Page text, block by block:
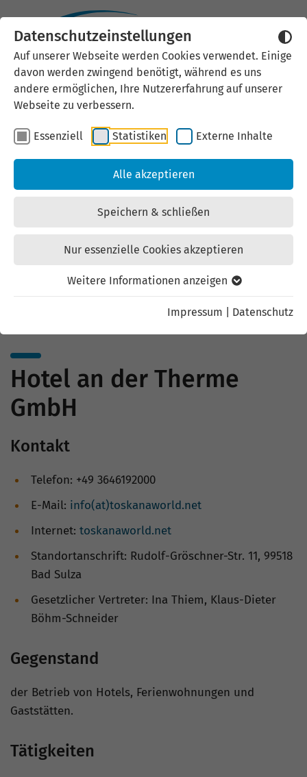
Datenschutzeinstellungen
Auf unserer Webseite werden Cookies verwendet. Einige
davon werden zwingend benötigt, während es uns
andere ermöglichen, Ihre Nutzererfahrung auf unserer
Webseite zu verbessern.
Essenziell Statistiken Externe Inhalte
Alle akzeptieren
Speichern & schließen
Nur essenzielle Cookies akzeptieren
Weitere Informationen anzeigen
Impressum Datenschutz
Externen Inhalt laden
Wir verwenden auf unserer
Website externe Inhalte, um Ihnen
zusätzliche Informationen
anzubieten. Einige externe Inhalte
(z.B. Google Maps, Youtube)
können persönliche Daten (z.B. IP-
Mit der Bestätigung erklären Sie
Hotel an der Therme
GmbH
Kontakt
Telefon: +49 3646192000
E-Mail: info(at)toskanaworld.net
Internet: toskanaworld.net
Standortanschrift: Rudolf-Gröschner-Str. 11, 99518
Bad Sulza
Gesetzlicher Vertreter: Ina Thiem, Klaus-Dieter
Böhm-Schneider
Gegenstand
der Betrieb von Hotels, Ferienwohnungen und
Gaststätten.
Tätigkeiten